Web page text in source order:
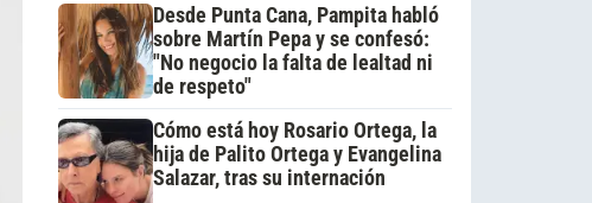
Desde Punta Cana, Pampita habló
sobre Martín Pepa y se confesó:
"No negocio la falta de lealtad ni
de respeto"
Cómo está hoy Rosario Ortega, la
hija de Palito Ortega y Evangelina
Salazar, tras su internación